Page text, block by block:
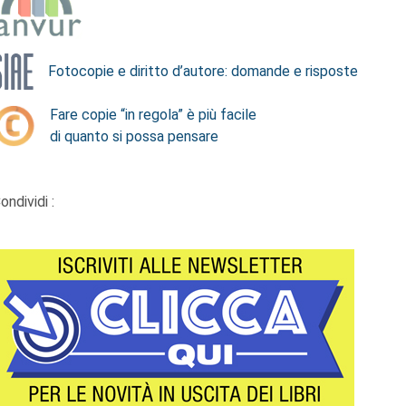
Fotocopie e diritto d’autore: domande e risposte
Fare copie “in regola” è più facile
di quanto si possa pensare
: